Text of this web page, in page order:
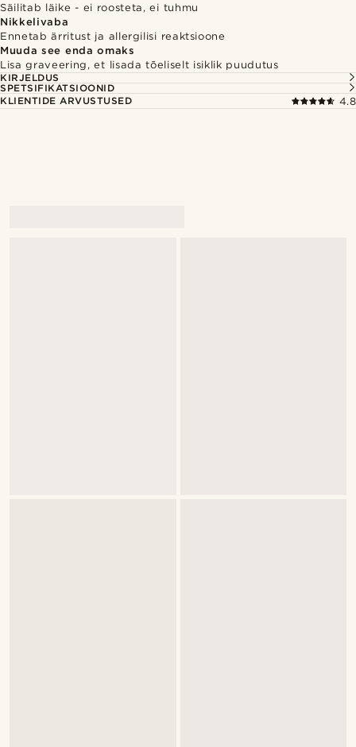
Säilitab läike - ei roosteta, ei tuhmu
Nikkelivaba
Ennetab ärritust ja allergilisi reaktsioone
Muuda see enda omaks
Lisa graveering, et lisada tõeliselt isiklik puudutus
KIRJELDUS
SPETSIFIKATSIOONID
KLIENTIDE ARVUSTUSED
4.8